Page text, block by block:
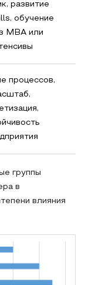
развитие
обучение
MBA или
процессов,
группы
в
влияния